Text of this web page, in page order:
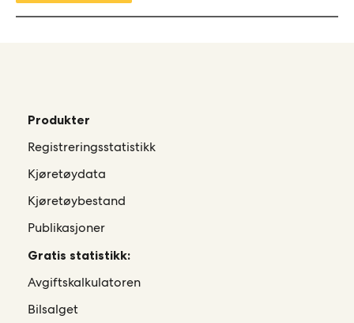
Produkter
Registreringsstatistikk
Kjøretøydata
Kjøretøybestand
Publikasjoner
Gratis statistikk:
Avgiftskalkulatoren
Bilsalget